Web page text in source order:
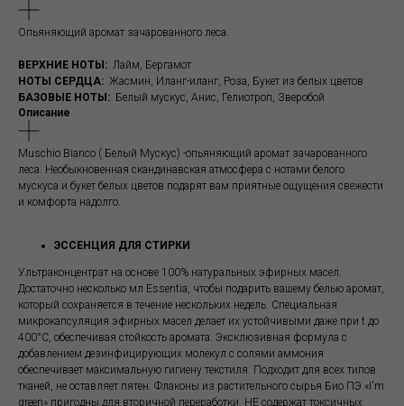
Опьяняющий аромат зачарованного леса.
ВЕРХНИЕ НОТЫ: Лайм, Бергамот
НОТЫ СЕРДЦА: Жасмин, Иланг-иланг, Роза, Букет из белых цветов
БАЗОВЫЕ НОТЫ: Белый мускус, Анис, Гелиотроп, Зверобой
Описание
Muschio Bianco ( Белый Мускус) -опьяняющий аромат зачарованного
леса. Необыкновенная скандинавская атмосфера с нотами белого
мускуса и букет белых цветов подарят вам приятные ощущения свежести
и комфорта надолго.
ЭССЕНЦИЯ ДЛЯ СТИРКИ
Ультраконцентрат на основе 100% натуральных эфирных масел.
Достаточно несколько мл Essentia, чтобы подарить вашему белью аромат,
который сохраняется в течение нескольких недель. Специальная
микрокапсуляция эфирных масел делает их устойчивыми даже при t до
400°C, обеспечивая стойкость аромата. Эксклюзивная формула с
добавлением дезинфицирующих молекул с солями аммония
обеспечивает максимальную гигиену текстиля. Подходит для всех типов
тканей, не оставляет пятен. Флаконы из растительного сырья Био ПЭ «I'm
green» пригодны для вторичной переработки. НЕ содержат токсичных